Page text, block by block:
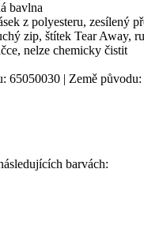
bavlna
z polyesteru, zesílený
zip, štítek Tear Away,
nelze chemicky čistit
65050030 | Země původu:
barvách: